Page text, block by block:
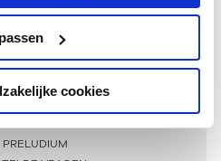
cookies
PRELUDIUM